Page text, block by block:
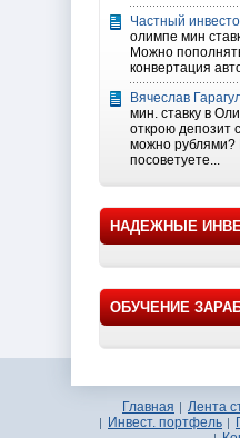
Частный
олимпе мин
Можно
конвертация
Вячеслав
мин. ставку в
открою депозит
можно рублями?
посоветуете...
НАДЕЖНЫЕ
ОБУЧЕНИЕ
Главная Лента
Инвест. портфель